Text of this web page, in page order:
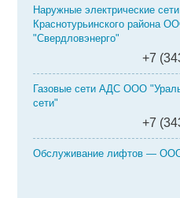
Наружные электрические
Краснотурьинского района
"Свердловэнерго"
+7
Газовые сети АДС ООО
сети"
+7
Обслуживание лифтов —